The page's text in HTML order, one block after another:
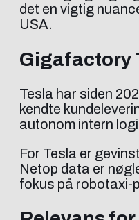
det en vigtig
USA.
Gigafactory
Tesla har siden
kendte
autonom intern
For Tesla er
Netop data er
fokus på robotaxi-